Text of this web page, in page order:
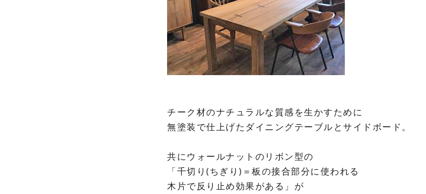
チーク材のナチュラルな質感を生かすために
無塗装で仕上げたダイニングテーブルとサイドボード。
共にウォールナットのリボン型の
「千切り(ちぎり)＝板の接合部分に使われる
木片で反り止め効果がある」が